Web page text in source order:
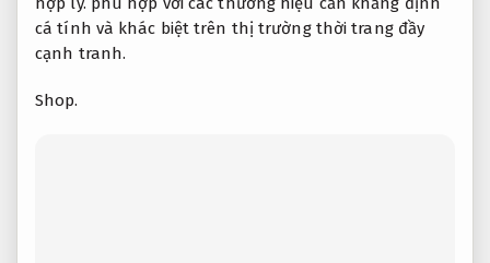
cá tính và khác biệt trên thị trường thời trang đầy
cạnh tranh.
Shop.